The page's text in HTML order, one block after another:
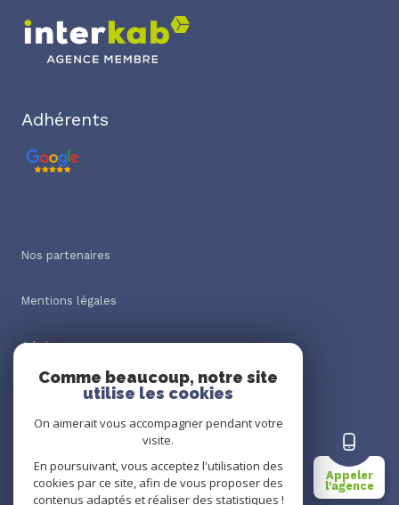
Appeler
l'agence
Adhérents
Nos partenaires
Mentions légales
Admin
Nos honoraires
Cookies
Comme beaucoup, notre site
utilise les cookies
On aimerait vous accompagner pendant votre
visite.
En poursuivant, vous acceptez l'utilisation des
cookies par ce site, afin de vous proposer des
contenus adaptés et réaliser des statistiques !